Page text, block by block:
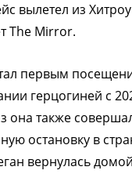
вылетел из
The Mirror.
первым
герцогиней с
она также
остановку в
вернулась